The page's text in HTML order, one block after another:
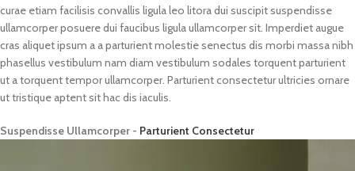
curae etiam facilisis convallis ligula leo litora dui suscipit suspendisse
ullamcorper posuere dui faucibus ligula ullamcorper sit. Imperdiet augue
cras aliquet ipsum a a parturient molestie senectus dis morbi massa nibh
phasellus vestibulum nam diam vestibulum sodales torquent parturient
ut a torquent tempor ullamcorper. Parturient consectetur ultricies ornare
ut tristique aptent sit hac dis iaculis.
Suspendisse Ullamcorper - Parturient Consectetur